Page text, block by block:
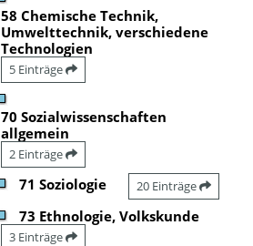
58 Chemische Technik,
Umwelttechnik, verschiedene
Technologien
5 Einträge
70 Sozialwissenschaften
allgemein
2 Einträge
71 Soziologie 20 Einträge
73 Ethnologie, Volkskunde
3 Einträge